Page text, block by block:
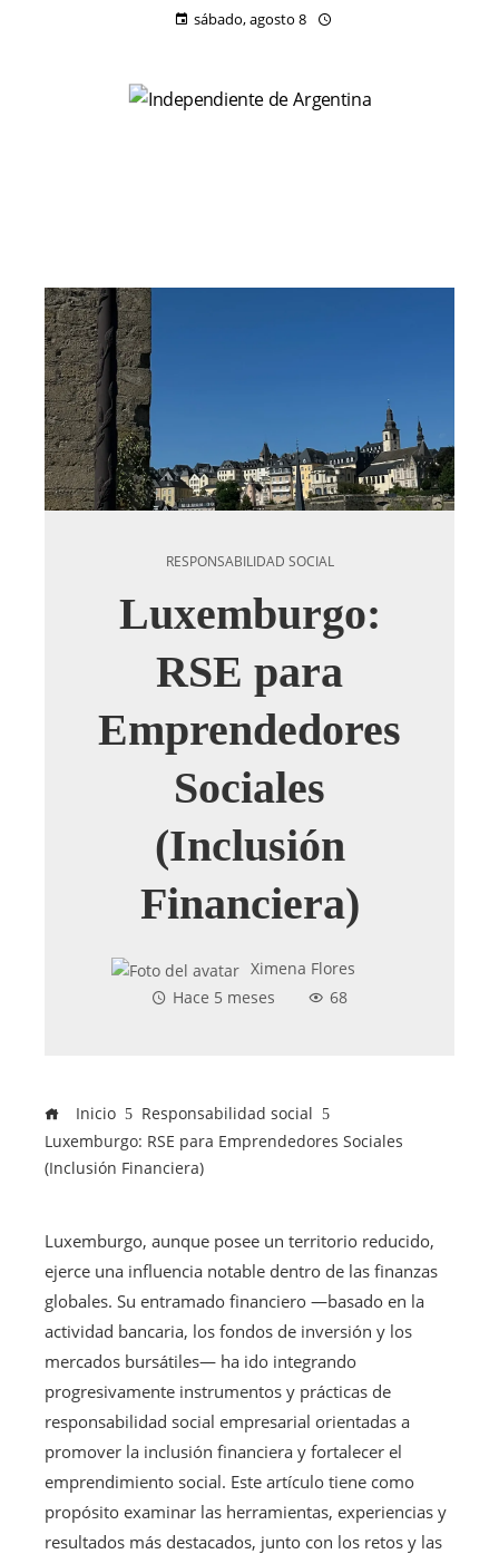
sábado, agosto 8
RESPONSABILIDAD SOCIAL
Luxemburgo:
RSE para
Emprendedores
Sociales
(Inclusión
Financiera)
Ximena Flores
Hace 5 meses
68
Inicio
Responsabilidad social
Luxemburgo: RSE para Emprendedores Sociales
(Inclusión Financiera)
Luxemburgo, aunque posee un territorio reducido,
ejerce una influencia notable dentro de las finanzas
globales. Su entramado financiero —basado en la
actividad bancaria, los fondos de inversión y los
mercados bursátiles— ha ido integrando
progresivamente instrumentos y prácticas de
responsabilidad social empresarial orientadas a
promover la inclusión financiera y fortalecer el
emprendimiento social. Este artículo tiene como
propósito examinar las herramientas, experiencias y
resultados más destacados, junto con los retos y las